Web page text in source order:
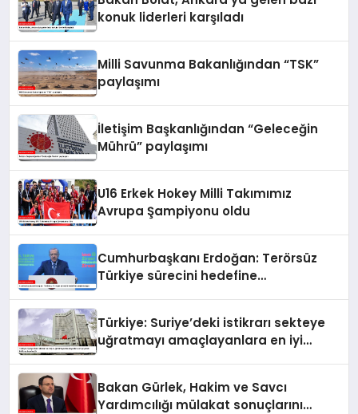
konuk liderleri karşıladı
Milli Savunma Bakanlığından “TSK”
paylaşımı
İletişim Başkanlığından “Geleceğin
Mührü” paylaşımı
U16 Erkek Hokey Milli Takımımız
Avrupa Şampiyonu oldu
Cumhurbaşkanı Erdoğan: Terörsüz
Türkiye sürecini hedefine
Türkiye: Suriye’deki istikrarı sekteye
uğratmayı amaçlayanlara en iyi
Bakan Gürlek, Hakim ve Savcı
Yardımcılığı mülakat sonuçlarını